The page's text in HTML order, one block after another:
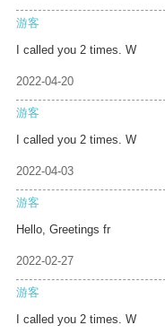
游客
I called you 2 times. W
2022-04-20
游客
I called you 2 times. W
2022-04-03
游客
Hello, Greetings fr
2022-02-27
游客
I called you 2 times. W